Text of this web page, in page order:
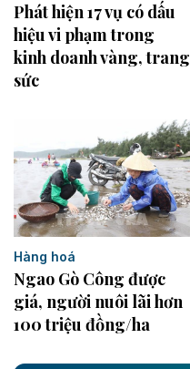
Phát hiện 17 vụ có dấu
hiệu vi phạm trong
kinh doanh vàng, trang
sức
Hàng hoá
Ngao Gò Công được
giá, người nuôi lãi hơn
100 triệu đồng/ha